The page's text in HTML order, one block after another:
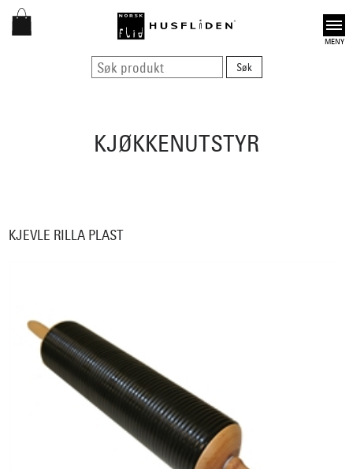
Open
KJØKKENUTSTYR
KJEVLE RILLA PLAST